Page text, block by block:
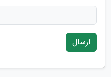
ارسال